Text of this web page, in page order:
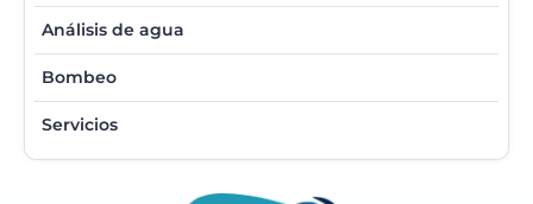
Análisis de agua
Bombeo
Servicios